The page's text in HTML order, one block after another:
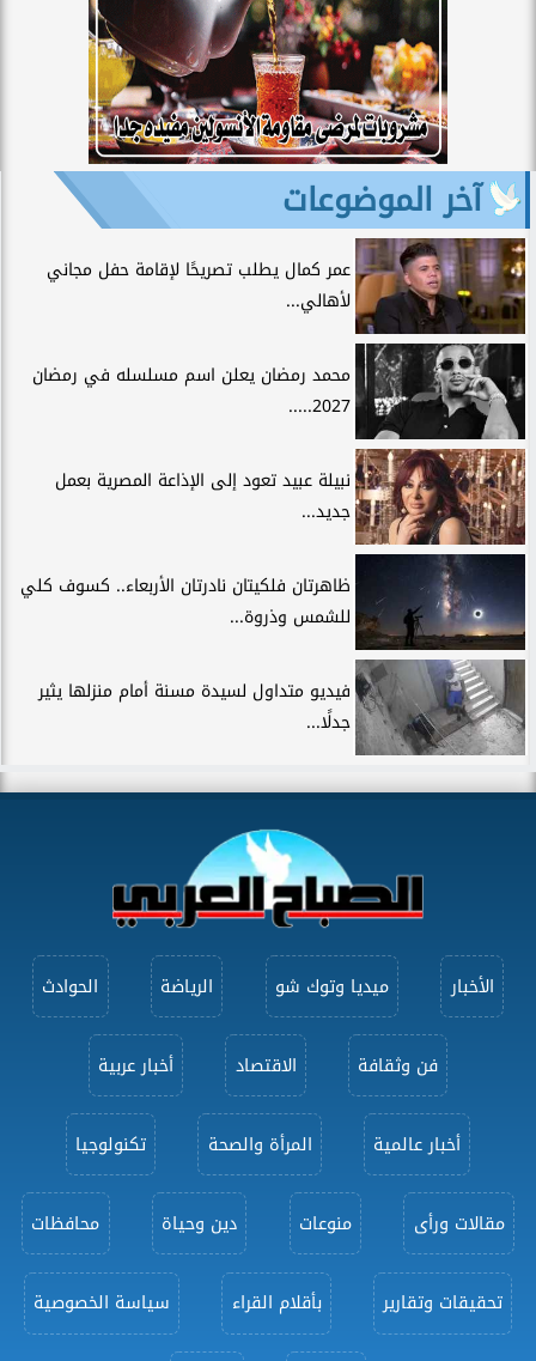
آخر الموضوعات
عمر كمال يطلب تصريحًا لإقامة حفل مجاني
لأهالي...
محمد رمضان يعلن اسم مسلسله في رمضان
2027.....
نبيلة عبيد تعود إلى الإذاعة المصرية بعمل
جديد...
ظاهرتان فلكيتان نادرتان الأربعاء.. كسوف كلي
للشمس وذروة...
فيديو متداول لسيدة مسنة أمام منزلها يثير
جدلًا...
الأخبار ميديا وتوك شو الرياضة الحوادث
فن وثقافة الاقتصاد أخبار عربية
أخبار عالمية المرأة والصحة تكنولوجيا
مقالات ورأى منوعات دين وحياة محافظات
تحقيقات وتقارير بأقلام القراء سياسة الخصوصية